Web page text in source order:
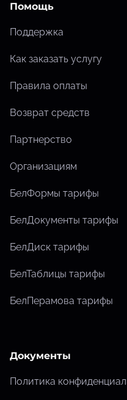
Помощь
Поддержка
Как заказать услугу
Правила оплаты
Возврат средств
Партнерство
Организациям
БелФормы тарифы
БелДокументы тарифы
БелДиск тарифы
БелТаблицы тарифы
БелПерамова тарифы
Документы
Политика